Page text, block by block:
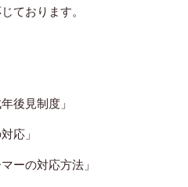
ております。
見制度」
応」
の対応方法」